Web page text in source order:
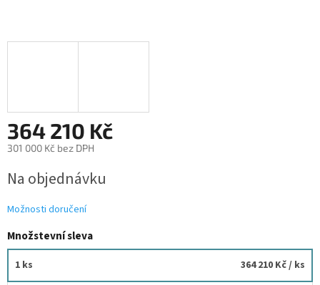
364 210 Kč
301 000 Kč bez DPH
cena:
Na objednávku
Možnosti doručení
Množstevní sleva
1 ks 364 210 Kč/ ks